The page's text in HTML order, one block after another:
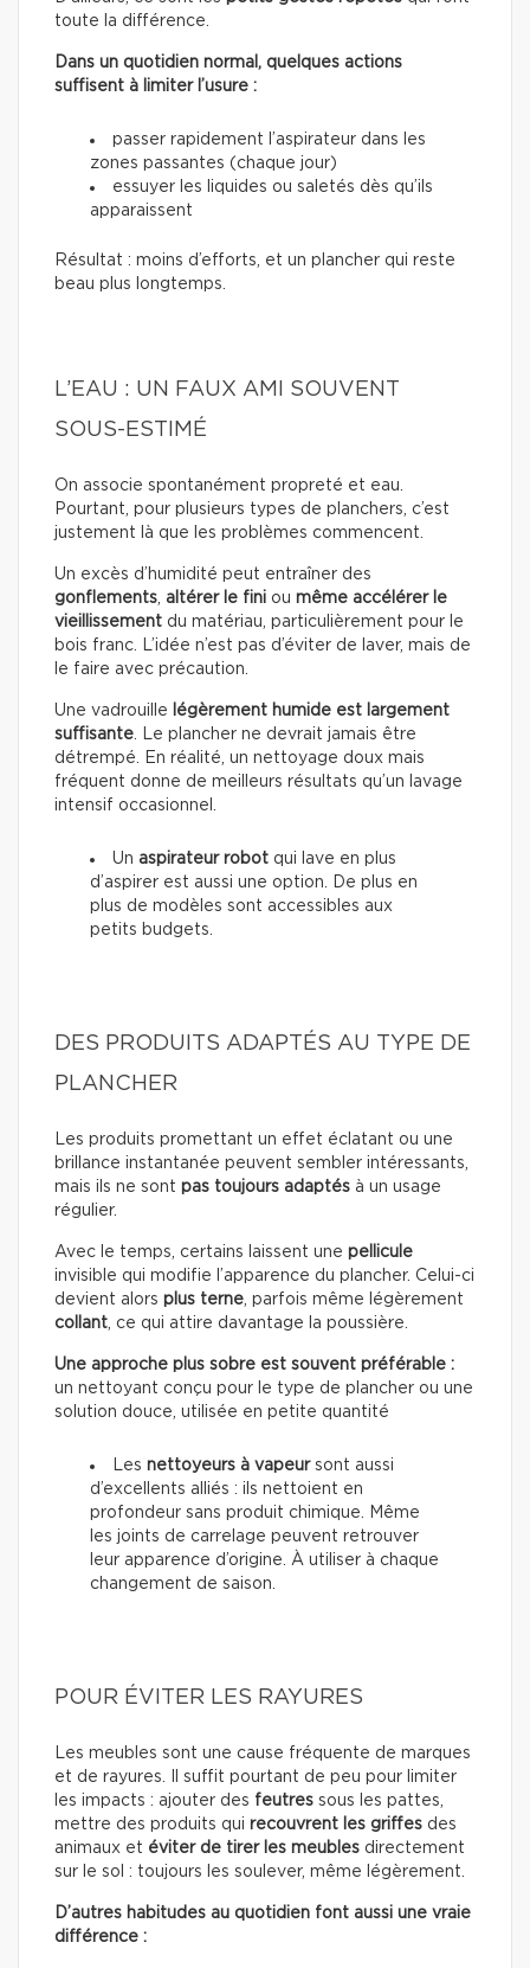
toute la différence.
Dans un quotidien normal, quelques actions
suffisent à limiter l’usure :
passer rapidement l’aspirateur dans les
zones passantes (chaque jour)
essuyer les liquides ou saletés dès qu’ils
apparaissent
Résultat : moins d’efforts, et un plancher qui reste
beau plus longtemps.
L’EAU : UN FAUX AMI SOUVENT
SOUS-ESTIMÉ
On associe spontanément propreté et eau.
Pourtant, pour plusieurs types de planchers, c’est
justement là que les problèmes commencent.
Un excès d’humidité peut entraîner des
gonflements altérer le fini ou même accélérer le
vieillissement du matériau, particulièrement pour le
bois franc. L’idée n’est pas d’éviter de laver, mais de
le faire avec précaution.
Une vadrouille
légèrement humide est largement
suffisante . Le plancher ne devrait jamais être
détrempé. En réalité, un nettoyage doux mais
fréquent donne de meilleurs résultats qu’un lavage
intensif occasionnel.
Un aspirateur robot qui lave en plus
d’aspirer est aussi une option. De plus en
plus de modèles sont accessibles aux
petits budgets.
DES PRODUITS ADAPTÉS AU TYPE DE
PLANCHER
Les produits promettant un effet éclatant ou une
brillance instantanée peuvent sembler intéressants,
mais ils ne sont pas toujours adaptés à un usage
régulier.
Avec le temps, certains laissent une pellicule
invisible qui modifie l’apparence du plancher. Celui-ci
devient alors plus terne , parfois même légèrement
collant , ce qui attire davantage la poussière.
Une approche plus sobre est souvent préférable :
un nettoyant conçu pour le type de plancher ou une
solution douce, utilisée en petite quantité
Les nettoyeurs à vapeursont aussi
d’excellents alliés : ils nettoient en
profondeur sans produit chimique. Même
les joints de carrelage peuvent retrouver
leur apparence d’origine. À utiliser à chaque
changement de saison.
POUR ÉVITER LES RAYURES
Les meubles sont une cause fréquente de marques
et de rayures. Il suffit pourtant de peu pour limiter
les impacts : ajouter des feutres sous les pattes,
mettre des produits qui recouvrent les griffes des
animaux et éviter de tirer les meubles directement
sur le sol : toujours les soulever, même légèrement.
D’autres habitudes au quotidien font aussi une vraie
différence :